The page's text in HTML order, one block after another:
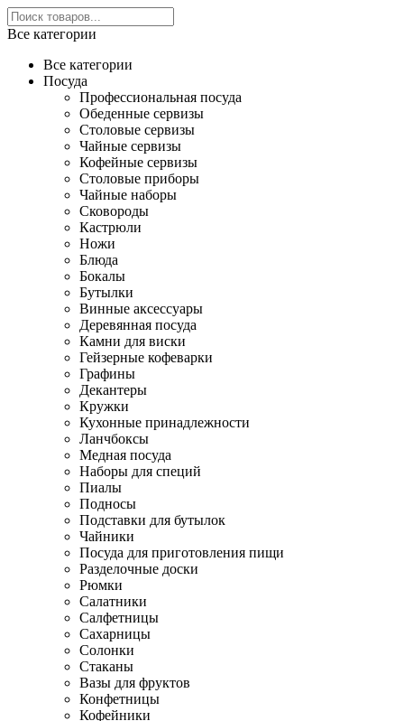
Все категории
Все категории
Посуда
Профессиональная посуда
Обеденные сервизы
Столовые сервизы
Чайные сервизы
Кофейные сервизы
Столовые приборы
Чайные наборы
Сковороды
Кастрюли
Ножи
Блюда
Бокалы
Бутылки
Винные аксессуары
Деревянная посуда
Камни для виски
Гейзерные кофеварки
Графины
Декантеры
Кружки
Кухонные принадлежности
Ланчбоксы
Медная посуда
Наборы для специй
Пиалы
Подносы
Подставки для бутылок
Чайники
Посуда для приготовления пищи
Разделочные доски
Рюмки
Салатники
Салфетницы
Сахарницы
Солонки
Стаканы
Вазы для фруктов
Конфетницы
Кофейники